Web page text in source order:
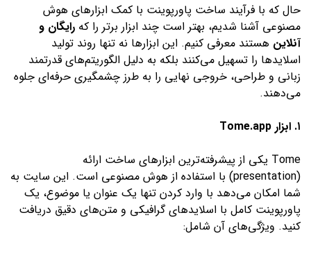
حال که با فرآیند ساخت پاورپوینت با کمک ابزارهای هوش
مصنوعی آشنا شدیم، بهتر است چند ابزار برتر را که رایگان و
آنلاین هستند معرفی کنیم. این ابزارها نه تنها روند تولید
اسلایدها را تسهیل می‌کنند بلکه به دلیل الگوریتم‌های قدرتمند
زبانی و طراحی، خروجی نهایی را به طرز چشمگیری حرفه‌ای جلوه
می‌دهند.
۱. ابزار Tome.app
Tome یکی از پیشرفته‌ترین ابزارهای ساخت ارائه
(presentation) با استفاده از هوش مصنوعی است. این سایت به
شما امکان می‌دهد با وارد کردن تنها یک عنوان یا موضوع، یک
پاورپوینت کامل با اسلایدهای گرافیکی و متن‌های دقیق دریافت
کنید. ویژگی‌های آن شامل: